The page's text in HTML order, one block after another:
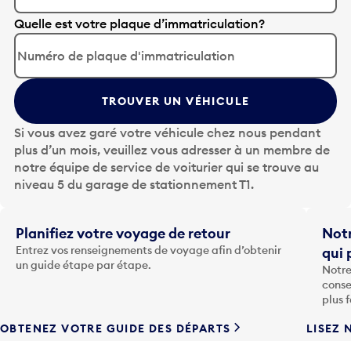
A
p
p
u
y
e
z
s
u
r
l
t
o
u
F
Quelle est votre plaque d’immatriculation?
TROUVER UN VÉHICULE
Si vous avez garé votre véhicule chez nous pendant
plus d’un mois, veuillez vous adresser à un membre de
notre équipe de service de voiturier qui se trouve au
niveau 5 du garage de stationnement T1.
Planifiez votre voyage de retour
Entrez vos renseignements de voyage afin d’obtenir
un guide étape par étape.
OBTENEZ VOTRE GUIDE DES DÉPARTS
qui
plus
LISEZ